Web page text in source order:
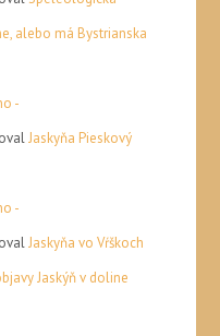
alebo má Bystrianska
-
Jaskyňa Pieskový
-
Jaskyňa vo Vŕškoch
Jaskýň v doline